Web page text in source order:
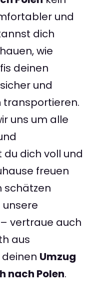
und
dich
wie
deinen
und
transportieren.
uns um alle
dich voll und
freuen
schätzen
unsere
vertraue auch
aus
Umzug
nach Polen.